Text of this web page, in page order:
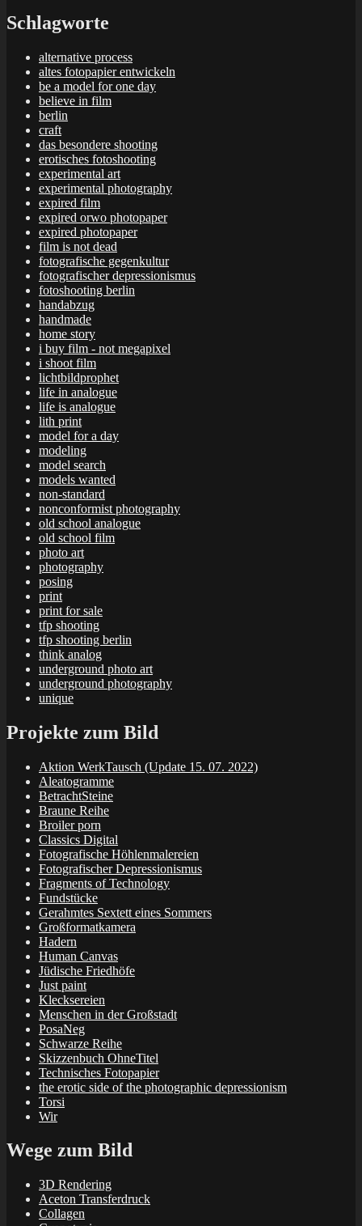
Schlagworte
alternative process
altes fotopapier entwickeln
be a model for one day
believe in film
berlin
craft
das besondere shooting
erotisches fotoshooting
experimental art
experimental photography
expired film
expired orwo photopaper
expired photopaper
film is not dead
fotografische gegenkultur
fotografischer depressionismus
fotoshooting berlin
handabzug
handmade
home story
i buy film - not megapixel
i shoot film
lichtbildprophet
life in analogue
life is analogue
lith print
model for a day
modeling
model search
models wanted
non-standard
nonconformist photography
old school analogue
old school film
photo art
photography
posing
print
print for sale
tfp shooting
tfp shooting berlin
think analog
underground photo art
underground photography
unique
Projekte zum Bild
Aktion WerkTausch (Update 15. 07. 2022)
Aleatogramme
BetrachtSteine
Braune Reihe
Broiler porn
Classics Digital
Fotografische Höhlenmalereien
Fotografischer Depressionismus
Fragments of Technology
Fundstücke
Gerahmtes Sextett eines Sommers
Großformatkamera
Hadern
Human Canvas
Jüdische Friedhöfe
Just paint
Klecksereien
Menschen in der Großstadt
PosaNeg
Schwarze Reihe
Skizzenbuch OhneTitel
Technisches Fotopapier
the erotic side of the photographic depressionism
Torsi
Wir
Wege zum Bild
3D Rendering
Aceton Transferdruck
Collagen